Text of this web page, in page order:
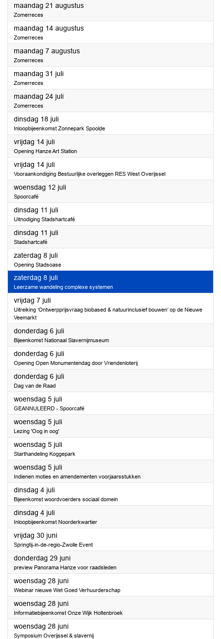
maandag 21 augustus2023
Zomerreces
maandag 14 augustus2023
Zomerreces
maandag 7 augustus2023
Zomerreces
maandag 31 juli2023
Zomerreces
maandag 24 juli2023
Zomerreces
dinsdag 18 juli2023
Inloopbijeenkomst Zonnepark Spoolde
vrijdag 14 juli2023
Opening Hanze Art Station
vrijdag 14 juli2023
Vooraankondiging Bestuurlijke overleggen RES West Overijssel
woensdag 12 juli2023
Spoorcafé
dinsdag 11 juli2023
Uitnodiging Stadshartcafé
dinsdag 11 juli2023
Stadshartcafé
zaterdag 8 juli2023
Opening Stadsoase
zaterdag 8 juli2023
Leerzame wandeling complexe systemen
vrijdag 7 juli2023
Uitreiking ‘Ontwerpprijsvraag biobased & natuurinclusief bouwen’ op de Nieuwe
Veemarkt
donderdag 6 juli2023
Bijeenkomst Nationaal Slavernijmuseum
donderdag 6 juli2023
Opening Open Monumentendag door Vriendenloterij
donderdag 6 juli2023
Dag van de Raad
woensdag 5 juli2023
GEANNULEERD - Spoorcafé
woensdag 5 juli2023
Lezing 'Oog in oog'
woensdag 5 juli2023
Starthandeling Koggepark
woensdag 5 juli2023
Indienen moties en amendementen voorjaarsstukken
dinsdag 4 juli2023
Bijeenkomst woordvoerders sociaal domein
dinsdag 4 juli2023
Inloopbijeenkomst Noorderkwartier
vrijdag 30 juni2023
Springtij-in-de-regio-Zwolle Event
donderdag 29 juni2023
preview Panorama Hanze voor raadsleden
woensdag 28 juni2023
Webinar nieuwe Wet Goed Verhuurderschap
woensdag 28 juni2023
Informatiebijeenkomst Onze Wijk Holtenbroek
woensdag 28 juni2023
Symposium Overijssel & slavernij